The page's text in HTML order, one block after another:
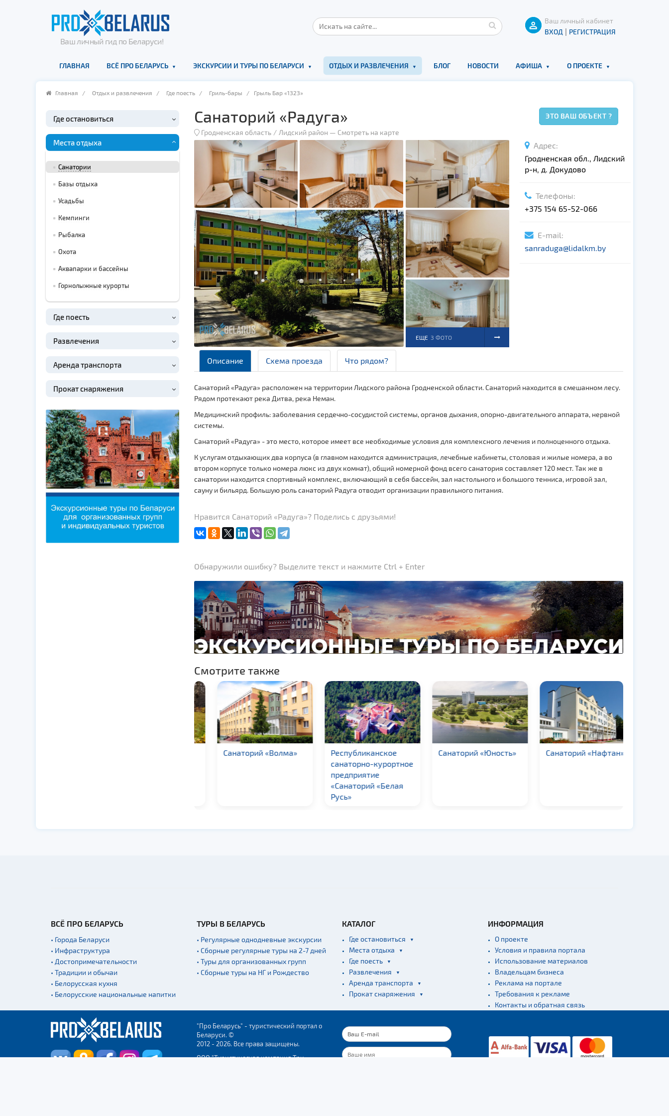
Ваш личный гид по Беларуси!
Ваш личный кабинет
ВХОД | РЕГИСТРАЦИЯ
ГЛАВНАЯ ВСЁ ПРО БЕЛАРУСЬ ЭКСКУРСИИ И ТУРЫ ПО БЕЛАРУСИ ОТДЫХ И РАЗВЛЕЧЕНИЯ БЛОГ НОВОСТИ АФИША О ПРОЕКТЕ
Главная / Отдых и развлечения / Где поесть / Гриль-бары / Грыль Бар «1323»
Где остановиться
Места отдыха
Санатории
Базы отдыха
Усадьбы
Кемпинги
Рыбалка
Охота
Аквапарки и бассейны
Горнолыжные курорты
Где поесть
Развлечения
Аренда транспорта
Прокат снаряжения
ЭТО ВАШ ОБЪЕКТ ?
Санаторий «Радуга»
Гродненская область Лидский район — Смотреть на карте
ЕЩЕ 3 ФОТО
Адрес:
Гродненская обл., Лидский
р-н, д. Докудово
Телефоны:
+375 154 65-52-066
E-mail:
sanraduga@lidalkm.by
Описание Схема проезда Что рядом?
Санаторий «Радуга» расположен на территории Лидского района Гродненской области. Санаторий находится в смешанном лесу.
Рядом протекают река Дитва, река Неман.
Медицинский профиль: заболевания сердечно-сосудистой системы, органов дыхания, опорно-двигательного аппарата, нервной
системы.
Санаторий «Радуга» - это место, которое имеет все необходимые условия для комплексного лечения и полноценного отдыха.
К услугам отдыхающих два корпуса (в главном находится администрация, лечебные кабинеты, столовая и жилые номера, а во
втором корпусе только номера люкс из двух комнат), общий номерной фонд всего санатория составляет 120 мест. Так же в
санатории находится спортивный комплекс, включающий в себя бассейн, зал настольного и большого тенниса, игровой зал,
сауну и бильярд. Большую роль санаторий Радуга отводит организации правильного питания.
Нравится Санаторий «Радуга»? Поделись с друзьями!
Обнаружили ошибку? Выделите текст и нажмите Ctrl + Enter
Смотрите также
Санаторий «Волма»
Республиканское
санаторно-курортное
предприятие
«Санаторий «Белая
Русь»
Санаторий «Юность» Санаторий «Нафтан»
ВСЁ ПРО БЕЛАРУСЬ
• Города Беларуси
• Инфраструктура
• Достопримечательности
• Традиции и обычаи
• Белорусская кухня
• Белорусские национальные напитки
ТУРЫ В БЕЛАРУСЬ
• Регулярные однодневные экскурсии
• Сборные регулярные туры на 2-7 дней
• Туры для организованных групп
• Сборные туры на НГ и Рождество
КАТАЛОГ
Где остановиться
Места отдыха
Где поесть
Развлечения
Аренда транспорта
Прокат снаряжения
ИНФОРМАЦИЯ
О проекте
Условия и правила портала
Использование материалов
Владельцам бизнеса
Реклама на портале
Требования к рекламе
Контакты и обратная связь
"Про Беларусь" - туристический портал о
Беларуси. ©
2012 - 2026. Все права защищены.
ООО "Туристическая компания Три